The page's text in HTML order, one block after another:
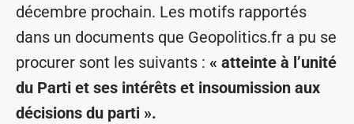
décembre prochain. Les motifs rapportés
dans un documents que Geopolitics.fr a pu se
procurer sont les suivants : « atteinte à l’unité
du Parti et ses intérêts et insoumission aux
décisions du parti ».